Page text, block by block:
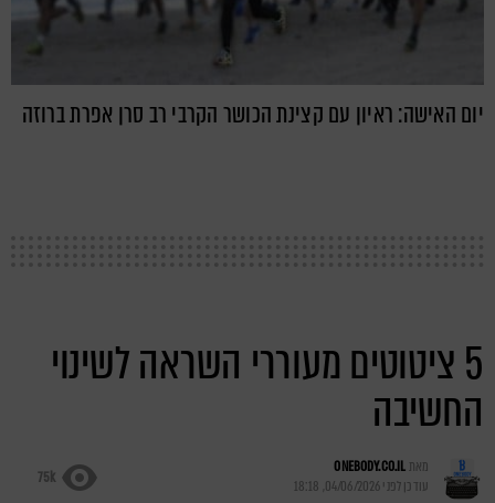
יום האישה: ראיון עם קצינת הכושר הקרבי רב סרן אפרת ברוזה
5 ציטוטים מעוררי השראה לשינוי
החשיבה
מאתONEBODY.CO.IL
עודכן לפני04/06/2026, 18:18
75k